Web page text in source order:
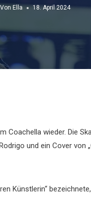
Von Ella 18. April 2024
wieder. Die
und ein Cover von
Künstlerin“